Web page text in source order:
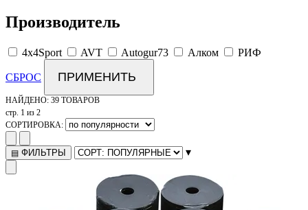
Производитель
4x4Sport AVT Autogur73 Алком РИФ
СБРОС ПРИМЕНИТЬ
НАЙДЕНО: 39 ТОВАРОВ
стр. 1 из 2
СОРТИРОВКА:
▤ ФИЛЬТРЫ ▾